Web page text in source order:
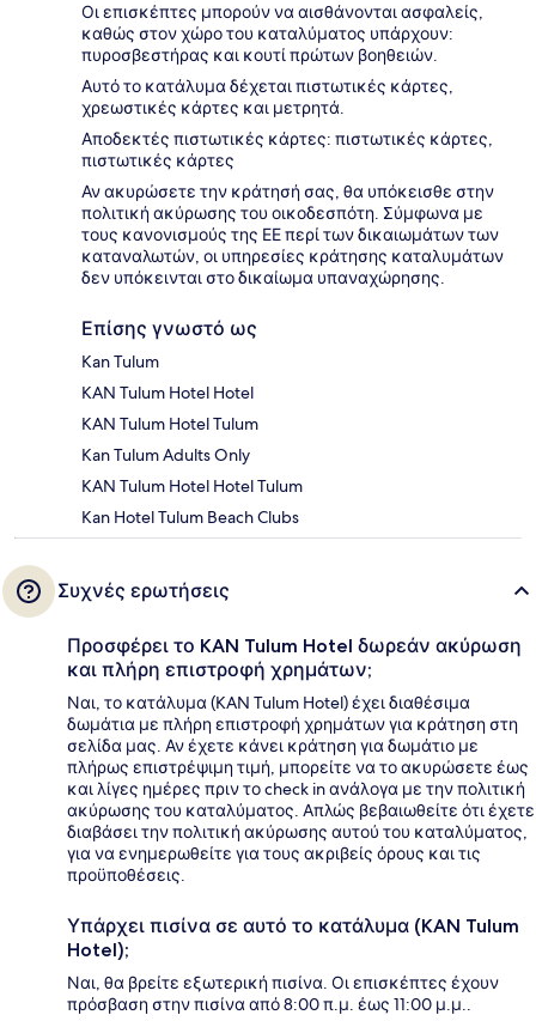
Οι επισκέπτες μπορούν να αισθάνονται ασφαλείς,
καθώς στον χώρο του καταλύματος υπάρχουν:
πυροσβεστήρας και κουτί πρώτων βοηθειών.
Αυτό το κατάλυμα δέχεται πιστωτικές κάρτες,
χρεωστικές κάρτες και μετρητά.
Αποδεκτές πιστωτικές κάρτες: πιστωτικές κάρτες,
πιστωτικές κάρτες
Αν ακυρώσετε την κράτησή σας, θα υπόκεισθε στην
πολιτική ακύρωσης του οικοδεσπότη. Σύμφωνα με
τους κανονισμούς της ΕΕ περί των δικαιωμάτων των
καταναλωτών, οι υπηρεσίες κράτησης καταλυμάτων
δεν υπόκεινται στο δικαίωμα υπαναχώρησης.
Επίσης γνωστό ως
Kan Tulum
KAN Tulum Hotel Hotel
KAN Tulum Hotel Tulum
Kan Tulum Adults Only
KAN Tulum Hotel Hotel Tulum
Kan Hotel Tulum Beach Clubs
Συχνές ερωτήσεις
Προσφέρει το KAN Tulum Hotel δωρεάν ακύρωση
και πλήρη επιστροφή χρημάτων;
Ναι, το κατάλυμα (KAN Tulum Hotel) έχει διαθέσιμα
δωμάτια με πλήρη επιστροφή χρημάτων για κράτηση στη
σελίδα μας. Αν έχετε κάνει κράτηση για δωμάτιο με
πλήρως επιστρέψιμη τιμή, μπορείτε να το ακυρώσετε έως
και λίγες ημέρες πριν το check in ανάλογα με την πολιτική
ακύρωσης του καταλύματος. Απλώς βεβαιωθείτε ότι έχετε
διαβάσει την πολιτική ακύρωσης αυτού του καταλύματος,
για να ενημερωθείτε για τους ακριβείς όρους και τις
προϋποθέσεις.
Υπάρχει πισίνα σε αυτό το κατάλυμα (KAN Tulum
Hotel);
Ναι, θα βρείτε εξωτερική πισίνα. Οι επισκέπτες έχουν
πρόσβαση στην πισίνα από 8:00 π.μ. έως 11:00 μ.μ..